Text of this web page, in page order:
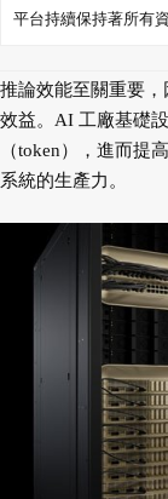
平台持續保持著所有
推論效能至關重要
效益。AI 工廠基礎
（token），進而提
系統的生產力。